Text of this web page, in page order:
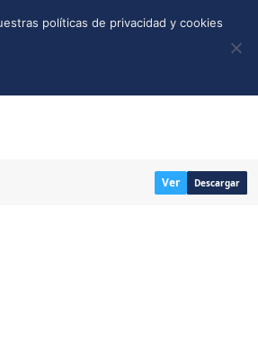
TIENDA CALLEJONES DONAR
Ver Descargar
políticas de privacidad y cookies